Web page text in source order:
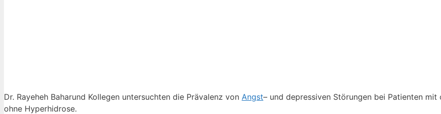
Dr. Rayeheh Baharund Kollegen untersuchten die Prävalenz von Angst– und depressiven Störungen bei Patienten mit
ohne Hyperhidrose.